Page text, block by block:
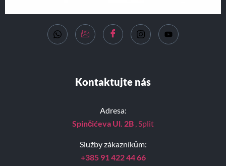
Kontaktujte nás
Adresa:
Spinčićeva Ul. 2B , Split
Služby zákazníkům:
+385 91 422 44 66